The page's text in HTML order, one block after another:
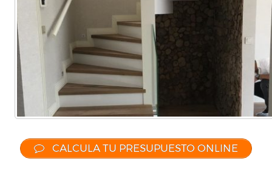
CALCULA TU PRESUPUESTO ONLINE